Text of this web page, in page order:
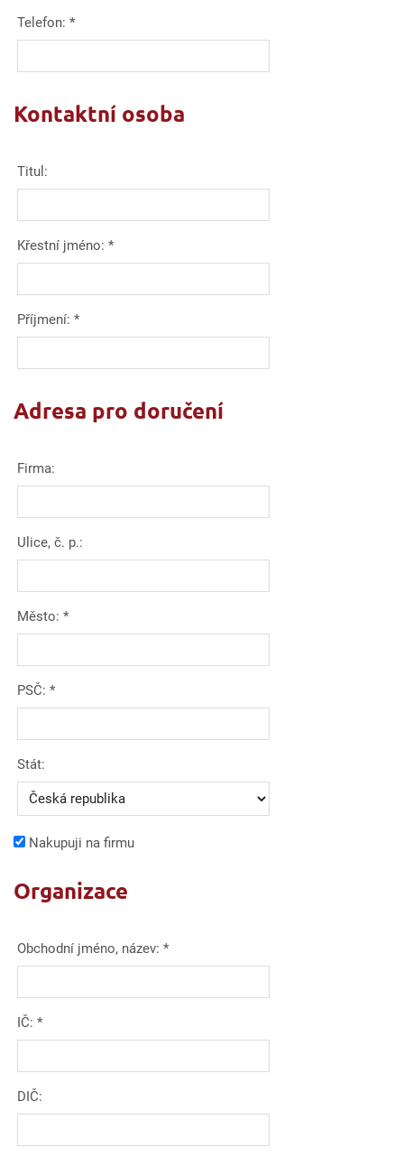
Telefon: *
Kontaktní osoba
Titul:
Křestní jméno: *
Příjmení: *
Adresa pro doručení
Firma:
Ulice, č. p.:
Město: *
PSČ: *
Stát:
Nakupuji na firmu
Organizace
Obchodní jméno, název: *
IČ: *
DIČ: